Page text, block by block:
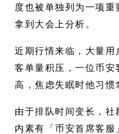
度也被单独列为一项重
拿到大会上分析。
近期行情来临，大量用
客单量积压，一位币安
高，焦虑失眠时他习惯
由于排队时间变长，社
内素有「币安首席客